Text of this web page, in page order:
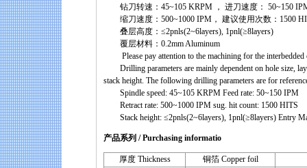
钻刀转速：45~105 KRPM ， 进刀速度： 50~150
缩刀速度：500~1000 IPM， 建议使用次数：1500
叠层高度：≤2pnls(2~6layers), 1pnl(≥8layers)
覆层材料：0.2mm Aluminum
Please pay attention to the machining for the interbedded
Drilling parameters are mainly dependent on hole size,
stack height. The following drilling parameters are for
Spindle speed: 45~105 KRPM Feed rate: 50~150 IPM
Retract rate: 500~1000 IPM sug. hit count: 1500 HITS
Stack height: ≤2pnls(2~6layers), 1pnl(≥8layers) Entry
产品系列 / Purchasing informatio
厚度 Thickness
铜箔 Copper foil